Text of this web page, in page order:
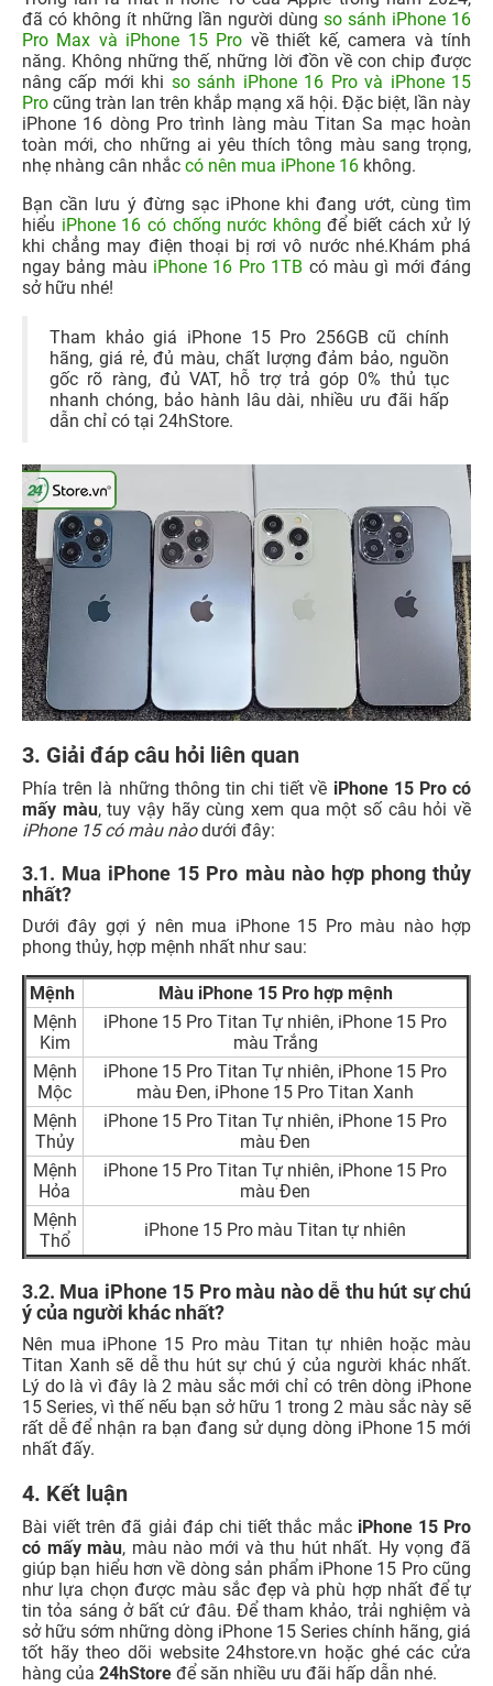
đã có không ít những lần người dùng so sánh iPhone 16
Pro Max và iPhone 15 Pro về thiết kế, camera và tính
năng. Không những thế, những lời đồn về con chip được
nâng cấp mới khi so sánh iPhone 16 Pro và iPhone 15
Pro cũng tràn lan trên khắp mạng xã hội. Đặc biệt, lần này
iPhone 16 dòng Pro trình làng màu Titan Sa mạc hoàn
toàn mới, cho những ai yêu thích tông màu sang trọng,
nhẹ nhàng cân nhắc có nên mua iPhone 16 không.
Bạn cần lưu ý đừng sạc iPhone khi đang ướt, cùng tìm
hiểu iPhone 16 có chống nước không để biết cách xử lý
khi chẳng may điện thoại bị rơi vô nước nhé.Khám phá
ngay bảng màu iPhone 16 Pro 1TB có màu gì mới đáng
sở hữu nhé!
Tham khảo giá iPhone 15 Pro 256GB cũ chính
hãng, giá rẻ, đủ màu, chất lượng đảm bảo, nguồn
gốc rõ ràng, đủ VAT, hỗ trợ trả góp 0% thủ tục
nhanh chóng, bảo hành lâu dài, nhiều ưu đãi hấp
dẫn chỉ có tại 24hStore.
3. Giải đáp câu hỏi liên quan
Phía trên là những thông tin chi tiết về iPhone 15 Pro có
mấy màu, tuy vậy hãy cùng xem qua một số câu hỏi về
iPhone 15 có màu nàodưới đây:
3.1. Mua iPhone 15 Pro màu nào hợp phong thủy
nhất?
Dưới đây gợi ý nên mua iPhone 15 Pro màu nào hợp
phong thủy, hợp mệnh nhất như sau:
Mệnh
Màu iPhone 15 Pro hợp mệnh
Mệnh
Kim
iPhone 15 Pro Titan Tự nhiên, iPhone 15 Pro
màu Trắng
Mệnh
Mộc
iPhone 15 Pro Titan Tự nhiên, iPhone 15 Pro
màu Đen, iPhone 15 Pro Titan Xanh
Mệnh
Thủy
iPhone 15 Pro Titan Tự nhiên, iPhone 15 Pro
màu Đen
Mệnh
Hỏa
iPhone 15 Pro Titan Tự nhiên, iPhone 15 Pro
màu Đen
Mệnh
Thổ
iPhone 15 Pro màu Titan tự nhiên
3.2. Mua iPhone 15 Pro màu nào dễ thu hút sự chú
ý của người khác nhất?
Nên mua iPhone 15 Pro màu Titan tự nhiên hoặc màu
Titan Xanh sẽ dễ thu hút sự chú ý của người khác nhất.
Lý do là vì đây là 2 màu sắc mới chỉ có trên dòng iPhone
15 Series, vì thế nếu bạn sở hữu 1 trong 2 màu sắc này sẽ
rất dễ để nhận ra bạn đang sử dụng dòng iPhone 15 mới
nhất đấy.
4. Kết luận
Bài viết trên đã giải đáp chi tiết thắc mắc iPhone 15 Pro
có mấy màu, màu nào mới và thu hút nhất. Hy vọng đã
giúp bạn hiểu hơn về dòng sản phẩm iPhone 15 Pro cũng
như lựa chọn được màu sắc đẹp và phù hợp nhất để tự
tin tỏa sáng ở bất cứ đâu. Để tham khảo, trải nghiệm và
sở hữu sớm những dòng iPhone 15 Series chính hãng, giá
tốt hãy theo dõi website 24hstore.vn hoặc ghé các cửa
hàng của 24hStore để săn nhiều ưu đãi hấp dẫn nhé.